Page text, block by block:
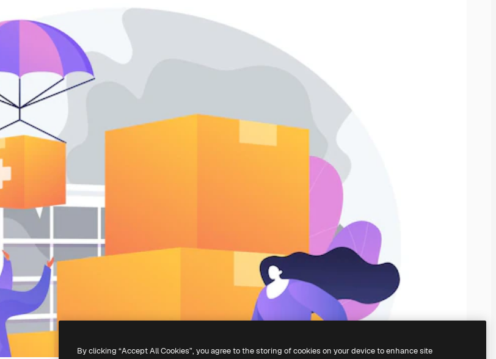
By clicking “Accept All Cookies”, you agree to the storing of cookies on your device to enhance site